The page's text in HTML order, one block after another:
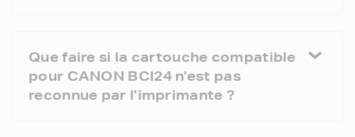
Que faire si la cartouche compatible
pour CANON BCI24 n'est pas
reconnue par l'imprimante ?